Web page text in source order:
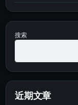
搜索
近期文章